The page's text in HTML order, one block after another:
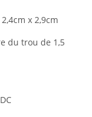
x 2,9cm
du trou de 1,5